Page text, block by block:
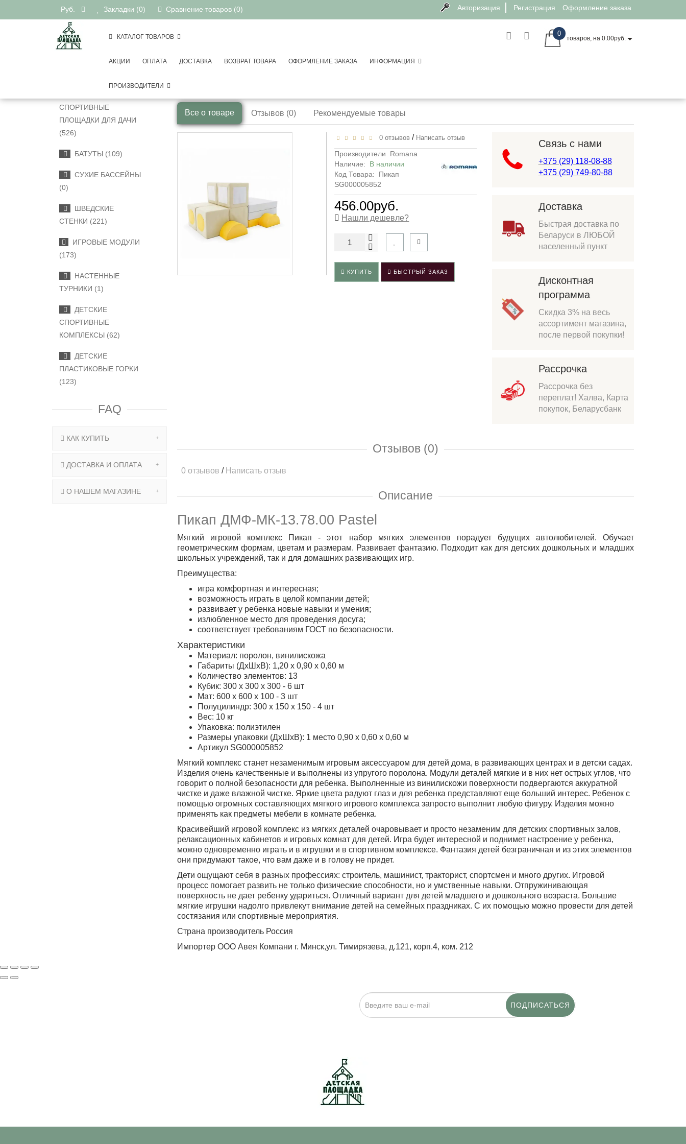
Руб. Закладки (0) Сравнение товаров (0) Авторизация Регистрация Оформление заказа
КАТАЛОГ ТОВАРОВ
АКЦИИ ОПЛАТА ДОСТАВКА ВОЗВРАТ ТОВАРА ОФОРМЛЕНИЕ ЗАКАЗА ИНФОРМАЦИЯ
ПРОИЗВОДИТЕЛИ
0
товаров, на 0.00руб.
СПОРТИВНЫЕ
ПЛОЩАДКИ ДЛЯ ДАЧИ
(526)
БАТУТЫ (109)
СУХИЕ БАССЕЙНЫ
(0)
ШВЕДСКИЕ
СТЕНКИ (221)
ИГРОВЫЕ МОДУЛИ
(173)
НАСТЕННЫЕ
ТУРНИКИ (1)
ДЕТСКИЕ
СПОРТИВНЫЕ
КОМПЛЕКСЫ (62)
ДЕТСКИЕ
ПЛАСТИКОВЫЕ ГОРКИ
(123)
FAQ
КАК КУПИТЬ
ДОСТАВКА И ОПЛАТА
О НАШЕМ МАГАЗИНЕ
Игровые модули
Все о товаре Отзывов (0) Рекомендуемые товары
0 отзывов / Написать отзыв
Производители
Romana
Наличие: В наличии
Код Товара:
Пикап
SG000005852
456.00руб.
Нашли дешевле?
КУПИТЬ БЫСТРЫЙ ЗАКАЗ
Связь с нами
+375 (29) 118-08-88
+375 (29) 749-80-88
Доставка
Быстрая доставка по
Беларуси в ЛЮБОЙ
населенный пункт
Дисконтная
программа
Скидка 3% на весь
ассортимент магазина,
после первой покупки!
Рассрочка
Рассрочка без
переплат! Халва, Карта
покупок, Беларусбанк
Отзывов (0)
0 отзывов / Написать отзыв
Описание
Пикап ДМФ-МК-13.78.00 Pastel
Мягкий игровой комплекс Пикап - этот набор мягких элементов порадует будущих автолюбителей. Обучает
геометрическим формам, цветам и размерам. Развивает фантазию. Подходит как для детских дошкольных и младших
школьных учреждений, так и для домашних развивающих игр.
Преимущества:
игра комфортная и интересная;
возможность играть в целой компании детей;
развивает у ребенка новые навыки и умения;
излюбленное место для проведения досуга;
соответствует требованиям ГОСТ по безопасности.
Характеристики
Материал: поролон, винилискожа
Габариты (ДхШхВ): 1,20 х 0,90 х 0,60 м
Количество элементов: 13
Кубик: 300 х 300 х 300 - 6 шт
Мат: 600 х 600 х 100 - 3 шт
Полуцилиндр: 300 х 150 х 150 - 4 шт
Вес: 10 кг
Упаковка: полиэтилен
Размеры упаковки (ДхШхВ): 1 место 0,90 х 0,60 х 0,60 м
Артикул SG000005852
Мягкий комплекс станет незаменимым игровым аксессуаром для детей дома, в развивающих центрах и в детски садах.
Изделия очень качественные и выполнены из упругого поролона. Модули деталей мягкие и в них нет острых углов, что
говорит о полной безопасности для ребенка. Выполненные из винилискожи поверхности подвергаются аккуратной
чистке и даже влажной чистке. Яркие цвета радуют глаз и для ребенка представляют еще больший интерес. Ребенок с
помощью огромных составляющих мягкого игрового комплекса запросто выполнит любую фигуру. Изделия можно
применять как предметы мебели в комнате ребенка.
Красивейший игровой комплекс из мягких деталей очаровывает и просто незаменим для детских спортивных залов,
релаксационных кабинетов и игровых комнат для детей. Игра будет интересной и поднимет настроение у ребенка,
можно одновременно играть и в игрушки и в спортивном комплексе. Фантазия детей безграничная и из этих элементов
они придумают такое, что вам даже и в голову не придет.
Дети ощущают себя в разных профессиях: строитель, машинист, тракторист, спортсмен и много других. Игровой
процесс помогает развить не только физические способности, но и умственные навыки. Отпружинивающая
поверхность не дает ребенку удариться. Отличный вариант для детей младшего и дошкольного возраста. Большие
мягкие игрушки надолго привлекут внимание детей на семейных праздниках. С их помощью можно провести для детей
состязания или спортивные мероприятия.
Страна производитель Россия
Импортер ООО Авея Компани г. Минск,ул. Тимирязева, д.121, корп.4, ком. 212
ПОДПИСАТЬСЯ